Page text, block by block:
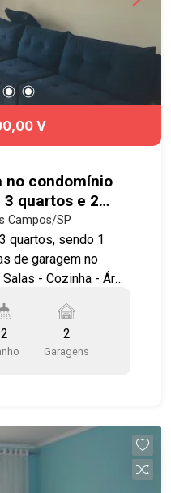
V
no condomínio
quartos e 2
Sul
Campos/SP
quartos, sendo 1
infantil, com raia
-
de festas e salão de
- Pet place -
e gramada) -
ginástica e fitness -
2 2
Garagens